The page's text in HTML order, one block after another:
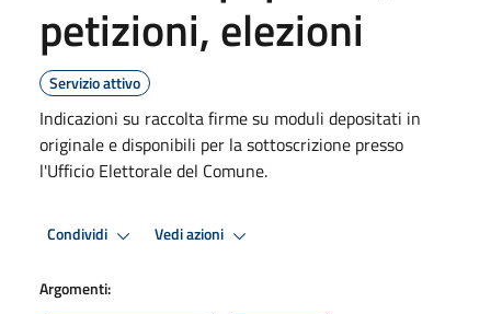
petizioni, elezioni
Servizio attivo
Indicazioni su raccolta firme su moduli depositati in
originale e disponibili per la sottoscrizione presso
l'Ufficio Elettorale del Comune.
Condividi Vedi azioni
Argomenti: